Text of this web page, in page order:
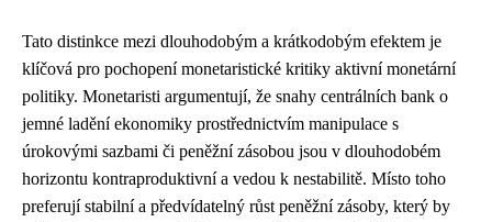
Tato distinkce mezi dlouhodobým a krátkodobým efektem je
klíčová pro pochopení monetaristické kritiky aktivní monetární
politiky. Monetaristi argumentují, že snahy centrálních bank o
jemné ladění ekonomiky prostřednictvím manipulace s
úrokovými sazbami či peněžní zásobou jsou v dlouhodobém
horizontu kontraproduktivní a vedou k nestabilitě. Místo toho
preferují stabilní a předvídatelný růst peněžní zásoby, který by